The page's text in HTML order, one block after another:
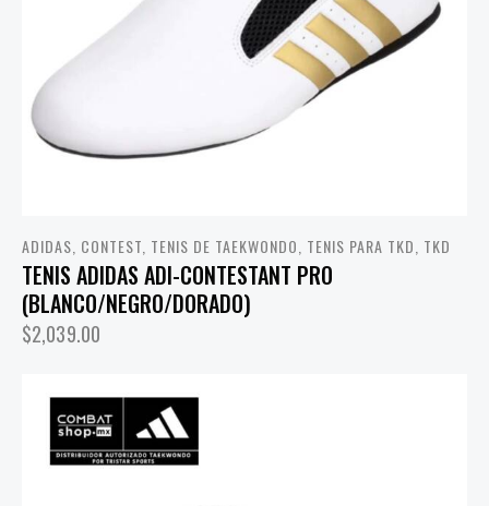
ADIDAS CONTEST TENIS DE TAEKWONDO TENIS PARA TKD TKD
TENIS ADIDAS ADI-CONTESTANT PRO
(BLANCO/NEGRO/DORADO)
$2,039.00